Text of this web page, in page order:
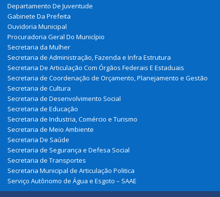
Departamento De Juventude
Gabinete Da Prefeita
Ouvidoria Municipal
Procuradoria Geral Do Município
Secretaria da Mulher
Secretaria de Administração, Fazenda e Infra Estrutura
Secretaria De Articulação Com Órgãos Federais E Estaduais
Secretaria de Coordenação de Orçamento, Planejamento e Gestão
Secretaria de Cultura
Secretaria de Desenvolvimento Social
Secretaria de Educação
Secretaria de Industria, Comércio e Turismo
Secretaria de Meio Ambiente
Secretaria De Saúde
Secretaria de Segurança e Defesa Social
Secretaria de Transportes
Secretaria Municipal de Articulação Politica
Serviço Autônomo de Água e Esgoto – SAAE